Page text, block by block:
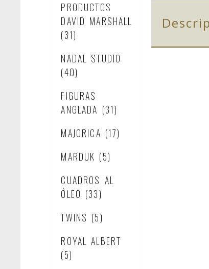
PRODUCTOS
DAVID MARSHALL
(31)
NADAL STUDIO
(40)
FIGURAS
ANGLADA (31)
MAJORICA (17)
MARDUK (5)
CUADROS AL
ÓLEO (33)
TWINS (5)
ROYAL ALBERT
(5)